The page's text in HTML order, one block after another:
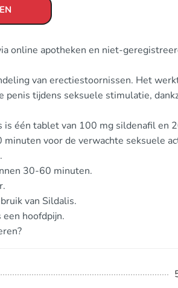
online apotheken en niet-
van erectiestoornissen. Het
penis tijdens seksuele stimulatie,
is één tablet van 100 mg sildenafil en
voor de verwachte seksuele
30-60 minuten.
van Sildalis.
hoofdpijn.